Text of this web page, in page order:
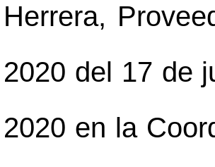
Herrera,
2020 del 17 de
2020 en la